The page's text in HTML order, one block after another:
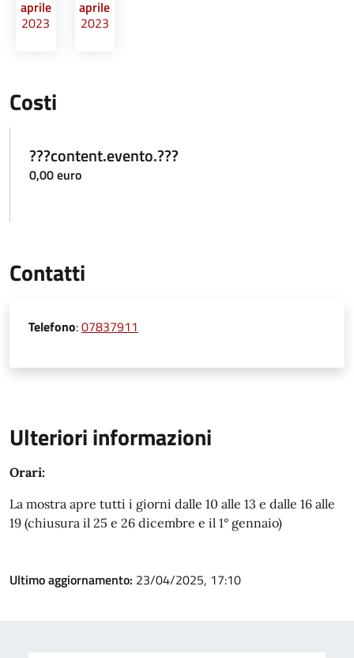
aprile
2023
aprile
2023
Costi
???content.evento.???
0,00 euro
Contatti
Telefono:07837911
Ulteriori informazioni
Orari:
La mostra apre tutti i giorni dalle 10 alle 13 e dalle 16 alle
19 (chiusura il 25 e 26 dicembre e il 1° gennaio)
Ultimo aggiornamento: 23/04/2025, 17:10